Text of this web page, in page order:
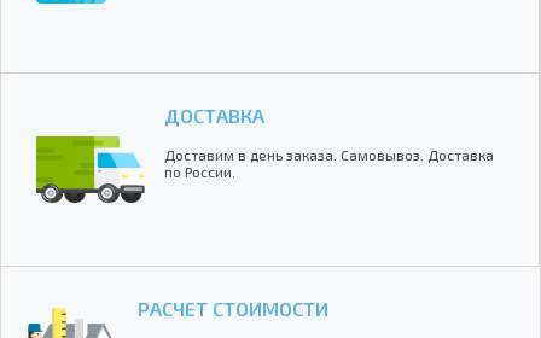
ДОСТАВКА
Доставим в день заказа. Самовывоз. Доставка
по России.
РАСЧЕТ СТОИМОСТИ